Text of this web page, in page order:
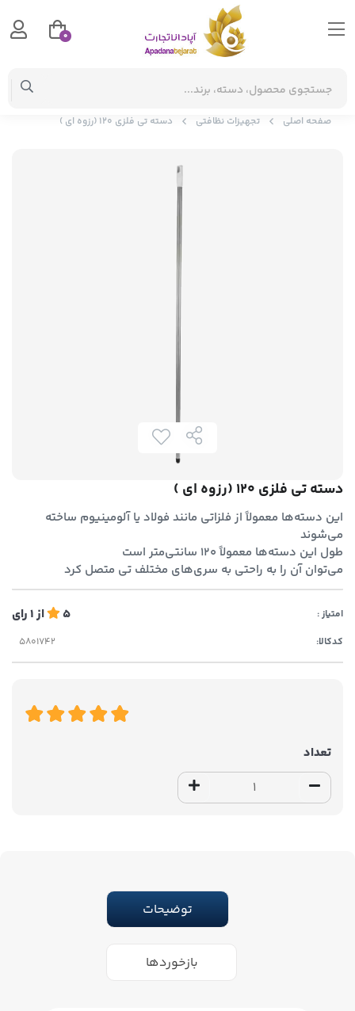
صفحه اصلی تجهیزات نظافتی دسته تی فلزی 120 (رزوه ای )
دسته تی فلزی 120 (رزوه ای )
این دسته‌ها معمولاً از فلزاتی مانند فولاد یا آلومینیوم ساخته
می‌شوند
طول این دسته‌ها معمولاً 120 سانتی‌متر است
می‌توان آن را به راحتی به سری‌های مختلف تی متصل کرد
امتیاز : 5 از1رای
کدکالا:
تعداد
توضیحات
بازخوردها
0